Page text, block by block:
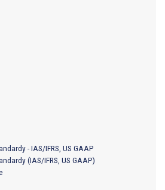
- IAS/IFRS, US GAAP
(IAS/IFRS, US GAAP)